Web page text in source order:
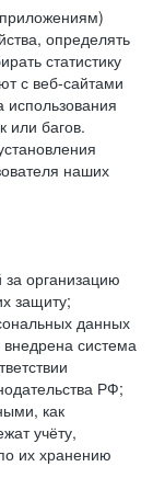
определять
статистику
с веб-сайтами
или багов.
наших
организацию
защиту;
данных
система
РФ;
как
учёту,
их хранению